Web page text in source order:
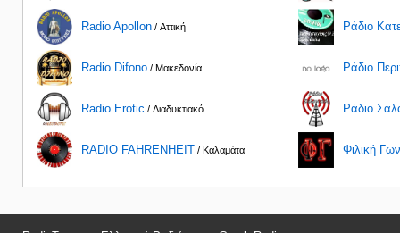
Radio Apollon / Αττική
Radio Difono / Μακεδονία
Radio Erotic / Διαδυκτιακό
RADIO FAHRENHEIT / Καλαμάτα
Ράδιο
Ράδιο
Ράδιο
Φιλική